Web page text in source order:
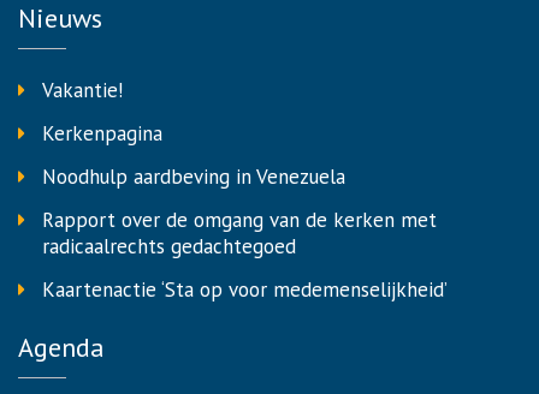
Nieuws
Vakantie!
Kerkenpagina
Noodhulp aardbeving in Venezuela
Rapport over de omgang van de kerken met
radicaalrechts gedachtegoed
Kaartenactie ‘Sta op voor medemenselijkheid’
Agenda